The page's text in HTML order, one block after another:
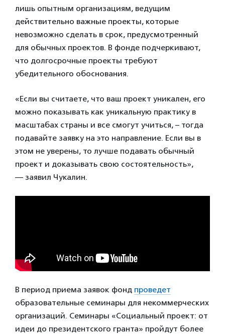
лишь опытным организациям, ведущим
действительно важные проекты, которые
невозможно сделать в срок, предусмотренный
для обычных проектов. В фонде подчеркивают,
что долгосрочные проекты требуют
убедительного обоснования.
«Если вы считаете, что ваш проект уникален, его
можно показывать как уникальную практику в
масштабах страны и все смогут учиться, – тогда
подавайте заявку на это направление. Если вы в
этом не уверены, то лучше подавать обычный
проект и доказывать свою состоятельность»,
— заявил Чукалин.
В период приема заявок фонд проведет
образовательные семинары для некоммерческих
организаций. Семинары «Социальный проект: от
идеи до президентского гранта» пройдут более